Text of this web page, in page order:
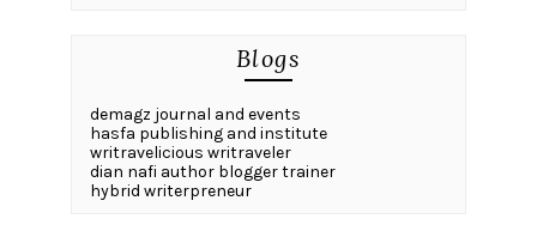
Blogs
demagz journal and events
hasfa publishing and institute
writravelicious writraveler
dian nafi author blogger trainer
hybrid writerpreneur